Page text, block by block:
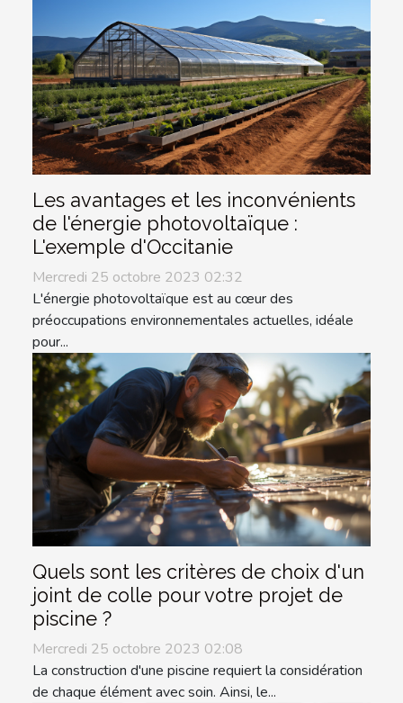
Les avantages et les inconvénients
de l'énergie photovoltaïque :
L'exemple d'Occitanie
Mercredi 25 octobre 2023 02:32
L'énergie photovoltaïque est au cœur des
préoccupations environnementales actuelles, idéale
pour...
Quels sont les critères de choix d'un
joint de colle pour votre projet de
piscine ?
Mercredi 25 octobre 2023 02:08
La construction d'une piscine requiert la considération
de chaque élément avec soin. Ainsi, le...